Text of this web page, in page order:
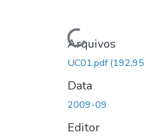
Carregando...
Arquivos
UC01.pdf(192,95
Data
2009-09
Editor